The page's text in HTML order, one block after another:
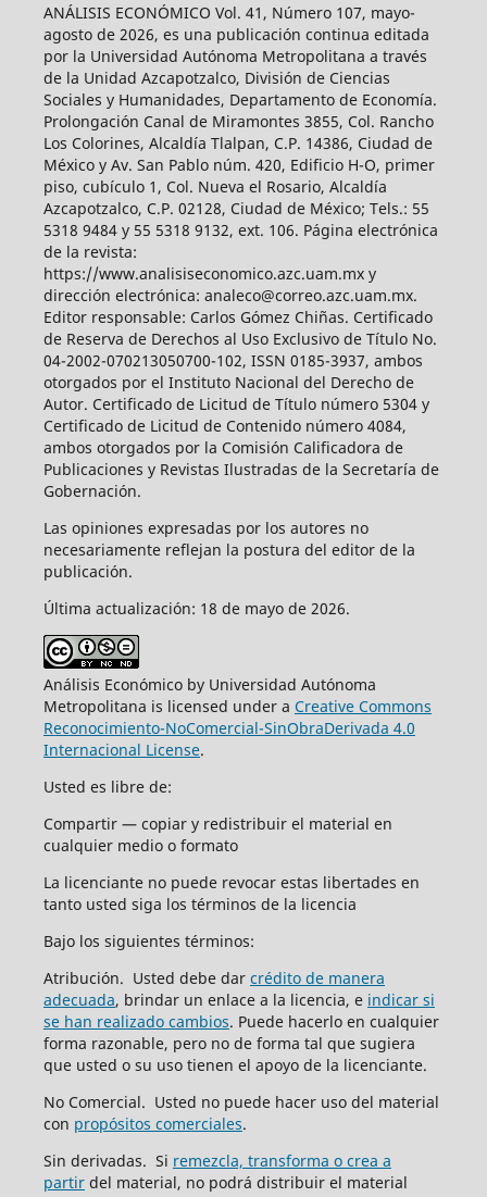
ANÁLISIS ECONÓMICO Vol. 41, Número 107, mayo-
agosto de 2026, es una publicación continua editada
por la Universidad Autónoma Metropolitana a través
de la Unidad Azcapotzalco, División de Ciencias
Sociales y Humanidades, Departamento de Economía.
Prolongación Canal de Miramontes 3855, Col. Rancho
Los Colorines, Alcaldía Tlalpan, C.P. 14386, Ciudad de
México y Av. San Pablo núm. 420, Edificio H-O, primer
piso, cubículo 1, Col. Nueva el Rosario, Alcaldía
Azcapotzalco, C.P. 02128, Ciudad de México; Tels.: 55
5318 9484 y 55 5318 9132, ext. 106. Página electrónica
de la revista:
https://www.analisiseconomico.azc.uam.mx y
dirección electrónica: analeco@correo.azc.uam.mx.
Editor responsable: Carlos Gómez Chiñas. Certificado
de Reserva de Derechos al Uso Exclusivo de Título No.
04-2002-070213050700-102, ISSN 0185-3937, ambos
otorgados por el Instituto Nacional del Derecho de
Autor. Certificado de Licitud de Título número 5304 y
Certificado de Licitud de Contenido número 4084,
ambos otorgados por la Comisión Calificadora de
Publicaciones y Revistas Ilustradas de la Secretaría de
Gobernación.
Las opiniones expresadas por los autores no
necesariamente reflejan la postura del editor de la
publicación.
Última actualización: 18 de mayo de 2026.
Análisis Económico by Universidad Autónoma
Metropolitana is licensed under a Creative Commons
Reconocimiento-NoComercial-SinObraDerivada 4.0
Internacional License.
Usted es libre de:
Compartir — copiar y redistribuir el material en
cualquier medio o formato
La licenciante no puede revocar estas libertades en
tanto usted siga los términos de la licencia
Bajo los siguientes términos:
Atribución. Usted debe dar crédito de manera
adecuada, brindar un enlace a la licencia, e indicar si
se han realizado cambios. Puede hacerlo en cualquier
forma razonable, pero no de forma tal que sugiera
que usted o su uso tienen el apoyo de la licenciante.
No Comercial. Usted no puede hacer uso del material
con propósitos comerciales.
Sin derivadas. Si remezcla, transforma o crea a
partirdel material, no podrá distribuir el material